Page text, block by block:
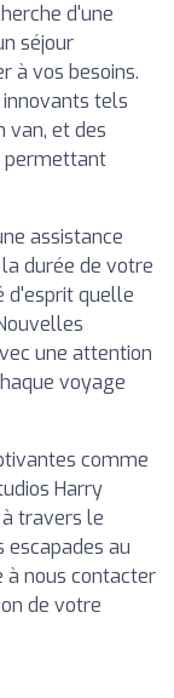
d'une
séjour
à vos besoins.
tels
van, et des
permettant
assistance
durée de votre
d'esprit quelle
une attention
voyage
comme
Harry
travers le
au
à nous contacter
de votre